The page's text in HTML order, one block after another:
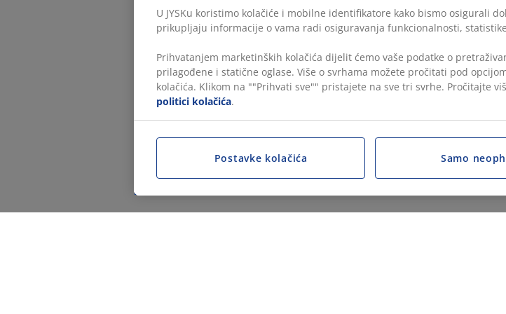
U JYSKu koristimo kolačiće i mobilne identifikatore kako bismo osigurali
prikupljaju informacije o vama radi osiguravanja funkcionalnosti,
Prihvatanjem marketinških kolačića dijelit ćemo vaše podatke o
prilagođene i statične oglase. Više o svrhama možete pročitati pod
kolačića. Klikom na ""Prihvati sve"" pristajete na sve tri svrhe. Pročitajte
politici kolačića.
Postavke kolačića Samo